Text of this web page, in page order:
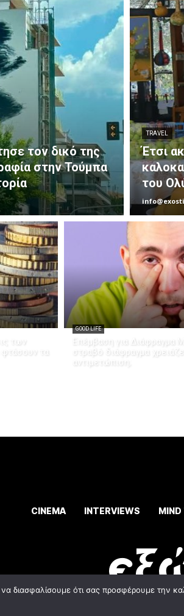
τον δικό της
στην Τούμπα
TRAVEL
Έτσι
του
των
τα
GOOD LIFE
Επέμβαση για Διάφραγμα
στραβό διάφραγμα
αντιμετώπιση;
CINEMA INTERVIEWS
διασφαλίσουμε ότι σας προσφέρουμε την